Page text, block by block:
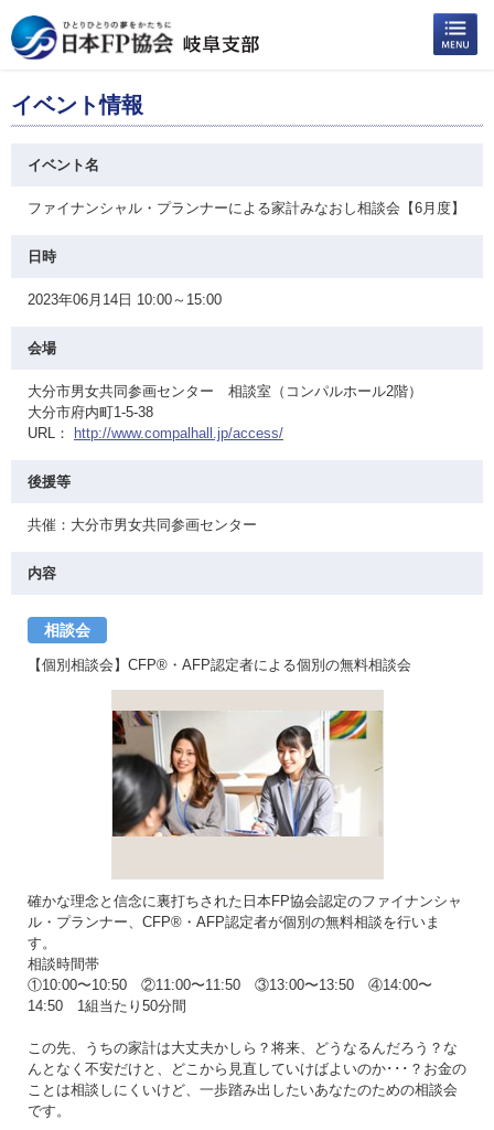
イベント情報
イベント名
ファイナンシャル・プランナーによる家計みなおし相談会【6月度】
日時
2023年06月14日 10:00～15:00
会場
大分市男女共同参画センター 相談室（コンパルホール2階）
大分市府内町1-5-38
URL：
http://www.compalhall.jp/access/
後援等
共催：大分市男女共同参画センター
内容
相談会
【個別相談会】CFP®・AFP認定者による個別の無料相談会
確かな理念と信念に裏打ちされた日本FP協会認定のファイナンシャ
ル・プランナー、CFP®・AFP認定者が個別の無料相談を行いま
す。
相談時間帯
①10:00〜10:50 ②11:00〜11:50 ③13:00〜13:50 ④14:00〜
14:50 1組当たり50分間
この先、うちの家計は大丈夫かしら？将来、どうなるんだろう？な
んとなく不安だけと、どこから見直していけばよいのか･･･？お金の
ことは相談しにくいけど、一歩踏み出したいあなたのための相談会
です。